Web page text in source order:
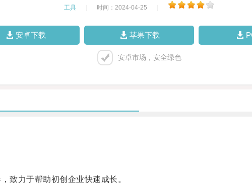
工具 时间：2024-04-25
安卓下载 苹果下载
安卓市场，安全绿色
力于帮助初创企业快速成长。